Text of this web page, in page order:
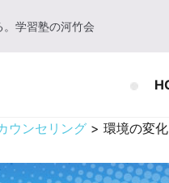
。学習塾の河竹会
ウンセリング > 環境の変化